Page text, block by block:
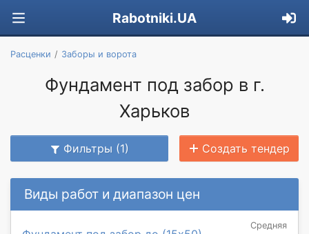
Rabotniki.UA
Расценки Заборы и ворота
Фундамент под забор в г.
Харьков
Фильтры (1) Создать тендер
Виды работ и диапазон цен
Средняя